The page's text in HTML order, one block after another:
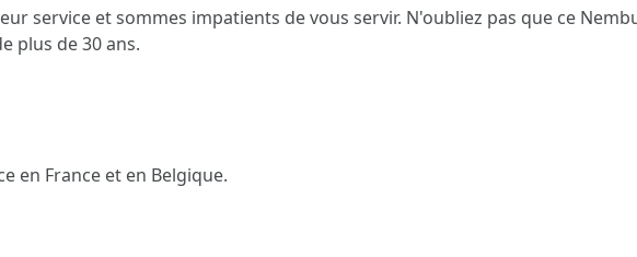
service et sommes impatients de vous servir. N'oubliez pas que ce
plus de 30 ans.
en France et en Belgique.